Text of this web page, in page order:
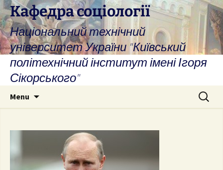
Skip
to
content
Кафедра соціології
Національний технічний
університет України "Київський
політехнічний інститут імені Ігоря
Сікорського"
Menu
Search
for: